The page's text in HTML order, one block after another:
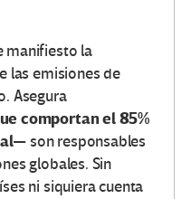
manifiesto la
las emisiones de
Asegura
comportan el 85%
— son responsables
globales. Sin
ni siquiera cuenta